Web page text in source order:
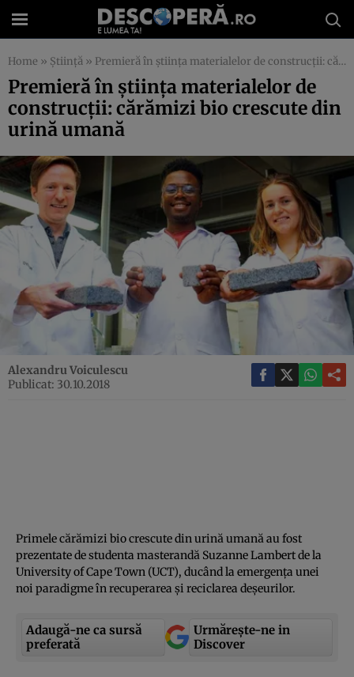
Home » Știință » Premieră în ştiinţa materialelor de construcţii: cărămizi bio crescute din urină umană
Premieră în ştiinţa materialelor de
construcţii: cărămizi bio crescute din
urină umană
Alexandru Voiculescu
Publicat: 30.10.2018
Primele cărămizi bio crescute din urină umană au fost
prezentate de studenta masterandă Suzanne Lambert de la
University of Cape Town (UCT), ducând la emergenţa unei
noi paradigme în recuperarea şi reciclarea deşeurilor.
Adaugă-ne ca sursă
preferată
Urmărește-ne in
Discover